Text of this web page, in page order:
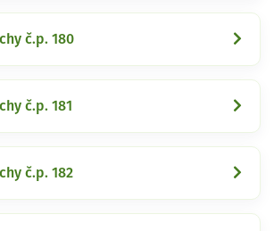
č.p. 180
č.p. 181
č.p. 182